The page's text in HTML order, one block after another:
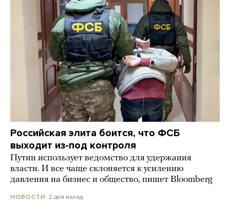
Российская элита боится, что ФСБ
выходит из-под контроля
Путин использует ведомство для удержания
власти. И все чаще склоняется к усилению
давления на бизнес и общество, пишет Bloomberg
НОВОСТИ 2 дня назад